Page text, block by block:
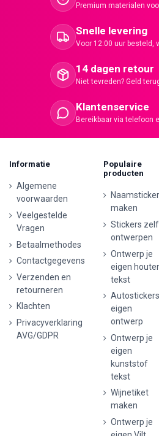
Premium materialen
Snelle levering
Voor 12:00 uur besteld,
14 dagen retour
Niet tevreden? Geld
Klantenservice
Bereikbaar via telefoon
Informatie
Algemene
voorwaarden
Veelgestelde
Vragen
Betaalmethodes
Contactgegevens
Verzenden en
retourneren
Klachten
Privacyverklaring
AVG/GDPR
Populaire
producten
Naamsticker
maken
Stickers zelf
ontwerpen
Ontwerp je
eigen
tekst
Autostickers
eigen
ontwerp
Ontwerp je
eigen
kunststof
tekst
Wijnetiket
maken
Ontwerp je